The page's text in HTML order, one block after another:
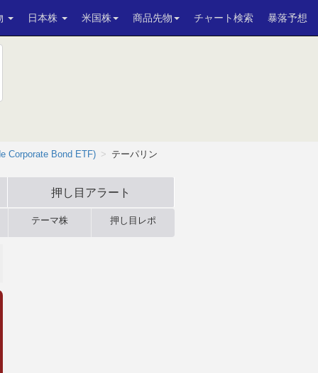
日本株 米国株 商品先物 チャート検索 暴落予想
Corporate Bond ETF)
テーパリン
押し目アラート
テーマ株 押し目レポ